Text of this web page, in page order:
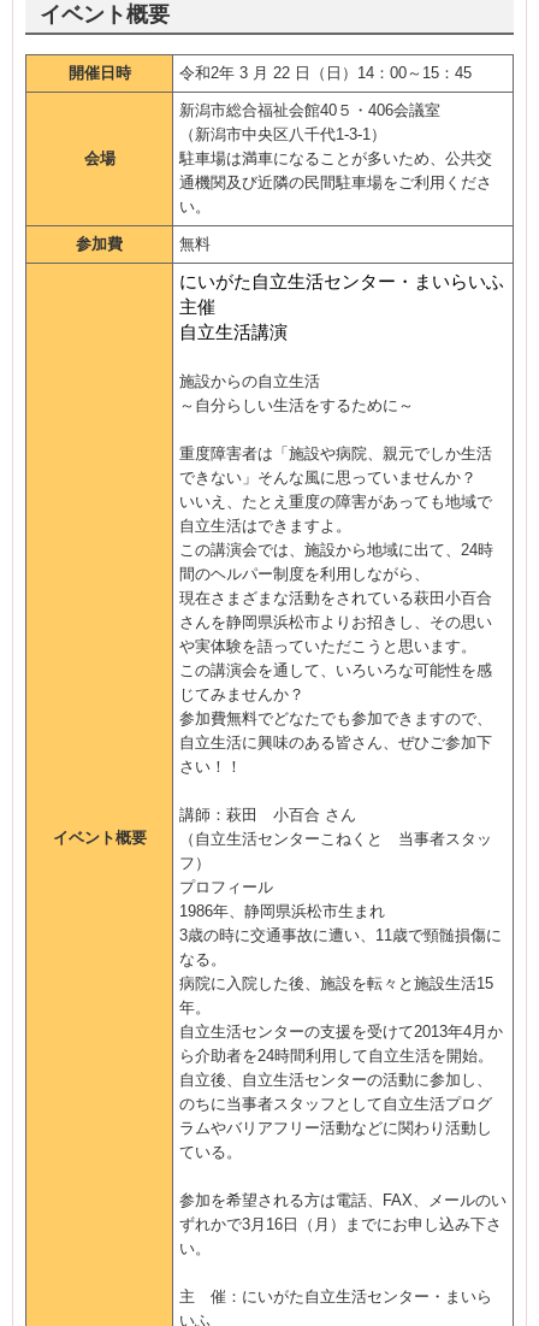
イベント概要
開催日時 令和2年 3 月 22 日（日）14：00～15：45
会場
新潟市総合福祉会館40５・406会議室
（新潟市中央区八千代1-3-1）
駐車場は満車になることが多いため、公共交
通機関及び近隣の民間駐車場をご利用くださ
い。
参加費 無料
イベント概要
にいがた自立生活センター・まいらいふ
主催
自立生活講演
施設からの自立生活
～自分らしい生活をするために～
重度障害者は「施設や病院、親元でしか生活
できない」そんな風に思っていませんか？
いいえ、たとえ重度の障害があっても地域で
自立生活はできますよ。
この講演会では、施設から地域に出て、 24時
間のヘルパー制度を利用しながら、
現在さまざまな活動をされている萩田小百合
さんを静岡県浜松市よりお招きし、その思い
や実体験を語っていただこうと思います。
この講演会を通して、いろいろな可能性を感
じてみませんか？
参加費無料でどなたでも参加できますので、
自立生活に興味のある皆さん、ぜひご参加下
さい！！
講師：萩田 小百合 さん
（自立生活センターこねくと 当事者スタッ
フ）
プロフィール
1986年、静岡県浜松市生まれ
3歳の時に交通事故に遭い、 11歳で頸髄損傷に
なる。
病院に入院した後、施設を転々と施設生活15
年。
自立生活センターの支援を受けて2013年4月か
ら介助者を24時間利用して自立生活を開始。
自立後、自立生活センターの活動に参加し、
のちに当事者スタッフとして自立生活プログ
ラムやバリアフリー活動などに関わり活動し
ている。
参加を希望される方は電話、
FAX、メールのい
ずれかで3月 16日（月）までにお申し込み下さ
い。
主 催：にいがた自立生活センター・まいら
いふ